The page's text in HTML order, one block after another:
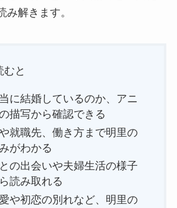
み解きます。
むと
に結婚しているのか、アニ
描写から確認できる
就職先、働き方まで明里の
がわかる
の出会いや夫婦生活の様子
読み取れる
や初恋の別れなど、明里の